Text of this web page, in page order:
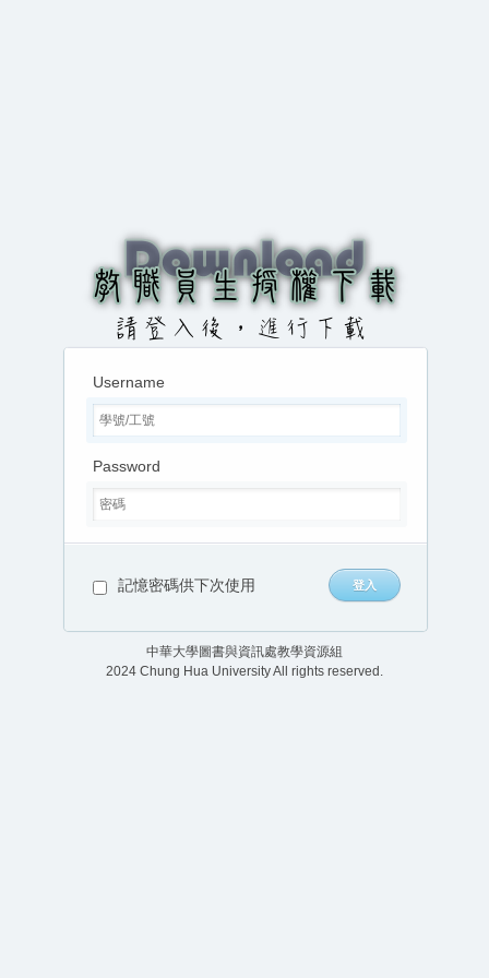
Username
Password
記憶密碼供下次使用
中華大學圖書與資訊處教學資源組
2024 Chung Hua University All rights reserved.